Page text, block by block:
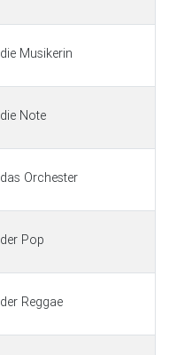
die Musikerin
die Note
das Orchester
der Pop
der Reggae